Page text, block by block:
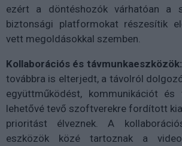
ezért a döntéshozók várhatóan a
biztonsági platformokat részesítik
vett megoldásokkal szemben.
Kollaborációs és távmunkaeszközök:
továbbra is elterjedt, a távolról
együttműködést, kommunikációt és
lehetővé tevő szoftverekre fordított
prioritást élveznek. A
eszközök közé tartoznak a